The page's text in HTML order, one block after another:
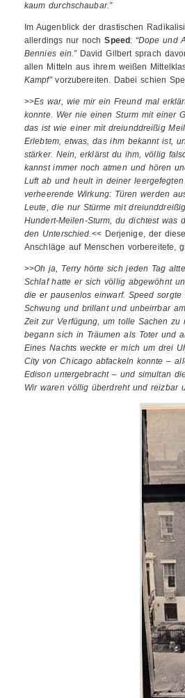
kaum durchschaubar.”
Im Augenblick der drastischen
allerdings nur nochSpeed : “Dope und
Bennies ein.”David Gilbert sprach
allen Mitteln aus ihrem weißen
Kampf”vorzubereiten. Dabei schien
>>Es war, wie mir ein Freund mal
konnte. Wer nie einen Sturm mit einer
das ist wie einer mit dreiunddreißig
Erlebtem, etwas, das ihm bekannt ist,
stärker. Nein, erklärst du ihm, völlig
kannst immer noch atmen und hören
Luft ab und heult in deiner
verheerende Wirkung: Türen werden
Leute, die nur Stürme mit
Hundert-Meilen-Sturm, du dichtest was
den Unterschied.<< Derjenige, der
Anschläge auf Menschen vorbereitete,
>>Oh ja, Terry hörte sich jeden Tag
Schlaf hatte er sich völlig abgewöhnt
die er pausenlos einwarf. Speed
Schwung und brillant und unbeirrbar
Zeit zur Verfügung, um tolle Sachen
begann sich in Träumen als Toter und
Eines Nachts weckte er mich um drei
City von Chicago abfackeln konnte –
Edison untergebracht – und simultan
Wir waren völlig überdreht und reizbar